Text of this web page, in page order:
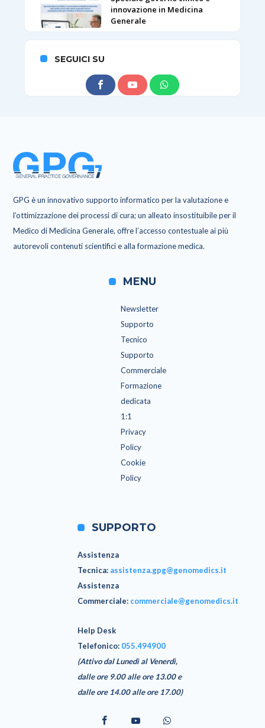
innovazione in Medicina
Generale
SEGUICI SU
GPG è un innovativo supporto informatico per la valutazione e
l’ottimizzazione dei processi di cura; un alleato insostituibile per il
Medico di Medicina Generale, offre l’accesso contestuale ai più
autorevoli contenuti scientifici e alla formazione medica.
MENU
Newsletter
Supporto
Tecnico
Supporto
Commerciale
Formazione
dedicata
1:1
Privacy
Policy
Cookie
Policy
SUPPORTO
Assistenza
Tecnica: assistenza.gpg@genomedics.it
Assistenza
Commerciale: commerciale@genomedics.it
Help Desk
Telefonico: 055.494900
(Attivo dal Lunedì al Venerdì,
dalle ore 9.00 alle ore 13.00 e
dalle ore 14.00 alle ore 17.00)